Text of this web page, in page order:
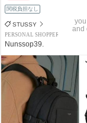
関税負担なし
STUSSY
PERSONAL SHOPPER
Nunssop39.